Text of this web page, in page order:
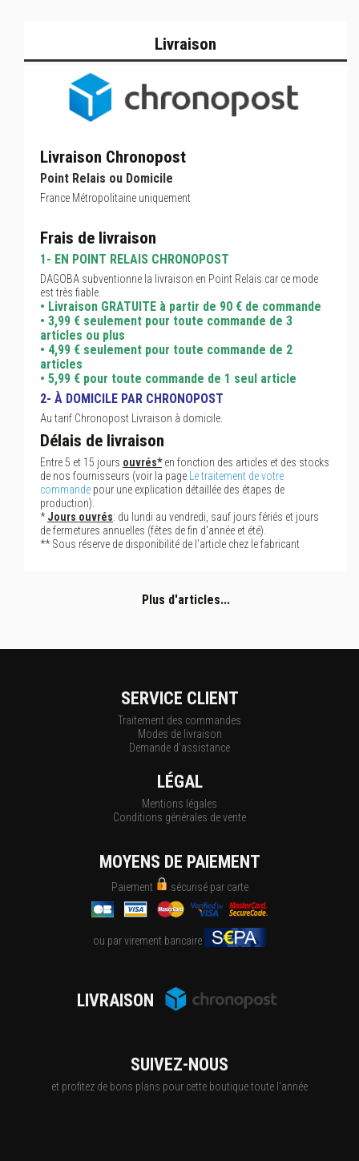
Livraison
Livraison Chronopost
Point Relais ou Domicile
France Métropolitaine uniquement
Frais de livraison
1- EN POINT RELAIS CHRONOPOST
DAGOBA subventionne la livraison en Point Relais car ce mode
est très fiable.
• Livraison GRATUITE à partir de 90 € de commande
• 3,99 € seulement pour toute commande de 3
articles ou plus
• 4,99 € seulement pour toute commande de 2
articles
• 5,99 € pour toute commande de 1 seul article
2- À DOMICILE PAR CHRONOPOST
Au tarif Chronopost Livraison à domicile.
Délais de livraison
Entre 5 et 15 jours ouvrés*en fonction des articles et des stocks
de nos fournisseurs (voir la page
Le traitement de votre
commande pour une explication détaillée des étapes de
production).
*Jours ouvrés: du lundi au vendredi, sauf jours fériés et jours
de fermetures annuelles (fêtes de fin d'année et été).
** Sous réserve de disponibilité de l'article chez le fabricant
Plus d'articles...
SERVICE CLIENT
Traitement des commandes
Modes de livraison
Demande d'assistance
LÉGAL
Mentions légales
Conditions générales de vente
MOYENS DE PAIEMENT
Paiement sécurisé par carte
ou par virement bancaire
LIVRAISON
SUIVEZ-NOUS
et profitez de bons plans pour cette boutique toute l'année